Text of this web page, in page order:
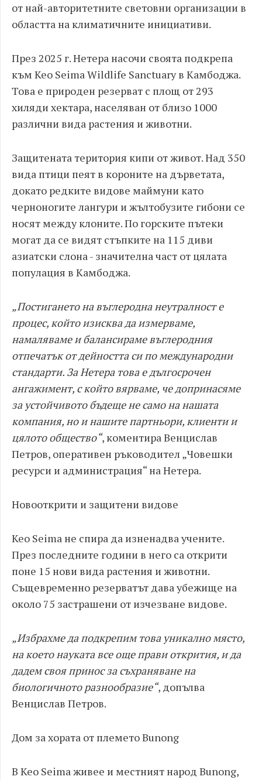
от най-авторитетните световни организации в
областта на климатичните инициативи.
През 2025 г. Нетера насочи своята подкрепа
към Keo Seima Wildlife Sanctuary в Камбоджа.
Това е природен резерват с площ от 293
хиляди хектара, населяван от близо 1000
различни вида растения и животни.
Защитената територия кипи от живот. Над 350
вида птици пеят в короните на дърветата,
докато редките видове маймуни като
черноногите лангури и жълтобузите гибони се
носят между клоните. По горските пътеки
могат да се видят стъпките на 115 диви
азиатски слона - значителна част от цялата
популация в Камбоджа.
„Постигането на въглеродна неутралност е
процес, който изисква да измерваме,
намаляваме и балансираме въглеродния
отпечатък от дейността си по международни
стандарти. За Нетера това е дългосрочен
ангажимент, с който вярваме, че допринасяме
за устойчивото бъдеще не само на нашата
компания, но и нашите партньори, клиенти и
цялото общество“, коментира Венцислав
Петров, оперативен ръководител „Човешки
ресурси и администрация“ на Нетера.
Новооткрити и защитени видове
Keo Seima не спира да изненадва учените.
През последните години в него са открити
поне 15 нови вида растения и животни.
Същевременно резерватът дава убежище на
около 75 застрашени от изчезване видове.
„Избрахме да подкрепим това уникално място,
на което науката все още прави открития, и да
дадем своя принос за съхраняване на
биологичното разнообразие“, допълва
Венцислав Петров.
Дом за хората от племето Bunong
В Keo Seima живее и местният народ Bunong,